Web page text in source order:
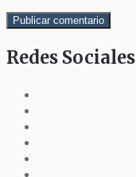
Redes Sociales